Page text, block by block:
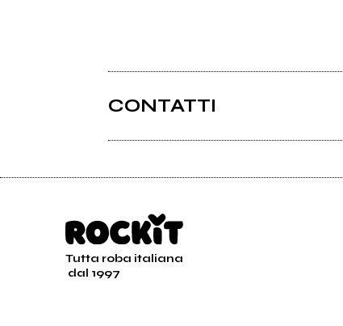
CONTATTI
Tutta roba italiana
dal 1997